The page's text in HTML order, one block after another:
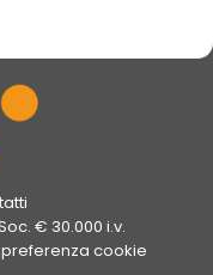
€ 30.000 i.v.
cookie